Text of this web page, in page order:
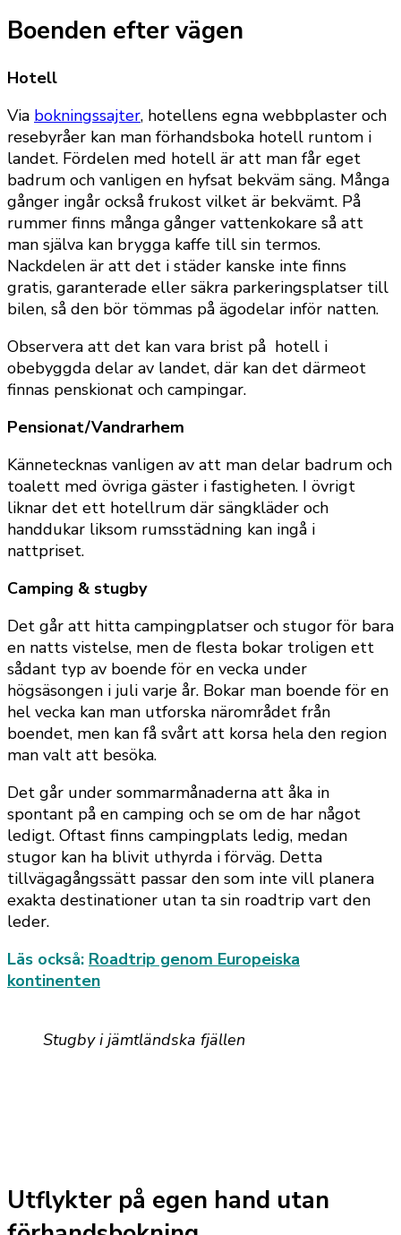
Boenden efter vägen
Hotell
Via bokningssajter, hotellens egna webbplaster och
resebyråer kan man förhandsboka hotell runtom i
landet. Fördelen med hotell är att man får eget
badrum och vanligen en hyfsat bekväm säng. Många
gånger ingår också frukost vilket är bekvämt. På
rummer finns många gånger vattenkokare så att
man själva kan brygga kaffe till sin termos.
Nackdelen är att det i städer kanske inte finns
gratis, garanterade eller säkra parkeringsplatser till
bilen, så den bör tömmas på ägodelar inför natten.
Observera att det kan vara brist på hotell i
obebyggda delar av landet, där kan det därmeot
finnas penskionat och campingar.
Pensionat/Vandrarhem
Kännetecknas vanligen av att man delar badrum och
toalett med övriga gäster i fastigheten. I övrigt
liknar det ett hotellrum där sängkläder och
handdukar liksom rumsstädning kan ingå i
nattpriset.
Camping & stugby
Det går att hitta campingplatser och stugor för bara
en natts vistelse, men de flesta bokar troligen ett
sådant typ av boende för en vecka under
högsäsongen i juli varje år. Bokar man boende för en
hel vecka kan man utforska närområdet från
boendet, men kan få svårt att korsa hela den region
man valt att besöka.
Det går under sommarmånaderna att åka in
spontant på en camping och se om de har något
ledigt. Oftast finns campingplats ledig, medan
stugor kan ha blivit uthyrda i förväg. Detta
tillvägagångssätt passar den som inte vill planera
exakta destinationer utan ta sin roadtrip vart den
leder.
Läs också: Roadtrip genom Europeiska
kontinenten
Stugby i jämtländska fjällen
Utflykter på egen hand utan